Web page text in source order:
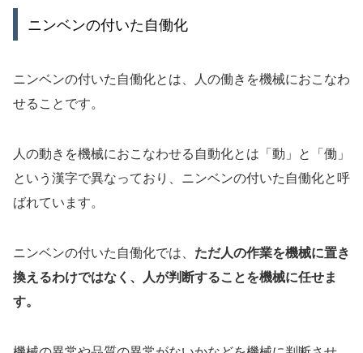
ニンベンの付いた自働化
ニンベンの付いた自働化とは、人の働きを機械におこなわ
せることです。
人の動きを機械におこなわせる自動化とは「動」と「働」
という漢字で異なっており、ニンベンの付いた自働化と呼
ばれています。
ニンベンの付いた自働化では、 ただ人の作業を機械に置き
換えるわけではなく、人が判断することを機械に任せま
す。